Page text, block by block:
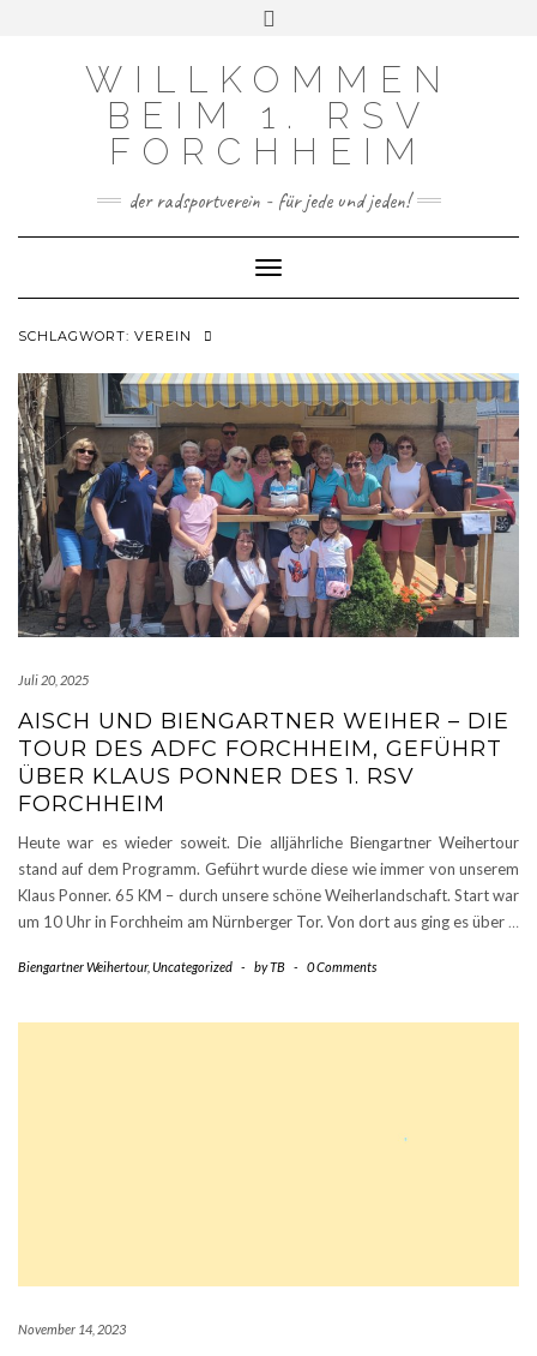
FACEBOOK
INSTAGRAM
WILLKOMMEN
BEIM 1. RSV
FORCHHEIM
der radsportverein - für jede und jeden!
Toggle Navigation
SCHLAGWORT: VEREIN
Juli 20, 2025
AISCH UND BIENGARTNER WEIHER – DIE
TOUR DES ADFC FORCHHEIM, GEFÜHRT
ÜBER KLAUS PONNER DES 1. RSV
FORCHHEIM
Heute war es wieder soweit. Die alljährliche Biengartner Weihertour
stand auf dem Programm. Geführt wurde diese wie immer von unserem
Klaus Ponner. 65 KM – durch unsere schöne Weiherlandschaft. Start war
um 10 Uhr in Forchheim am Nürnberger Tor. Von dort aus ging es über …
Biengartner Weihertour, Uncategorized - byTB - 0 Comments
November 14, 2023